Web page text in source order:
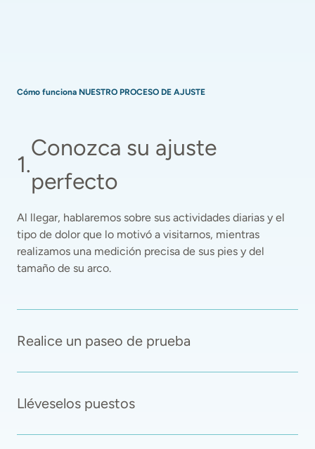
Cómo funciona NUESTRO PROCESO DE AJUSTE
1.
Conozca su ajuste
perfecto
Al llegar, hablaremos sobre sus actividades diarias y el
tipo de dolor que lo motivó a visitarnos, mientras
realizamos una medición precisa de sus pies y del
tamaño de su arco.
Realice un paseo de prueba
Lléveselos puestos